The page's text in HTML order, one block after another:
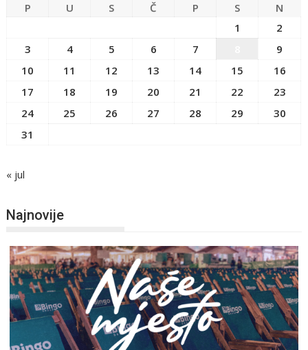
P U S Č P S
N
1
2
3
4 5 6 7
9
10
11 12 13 14 15
16
17
18 19 20 21 22
23
24
25 26 27 28 29
30
31
« jul
Najnovije